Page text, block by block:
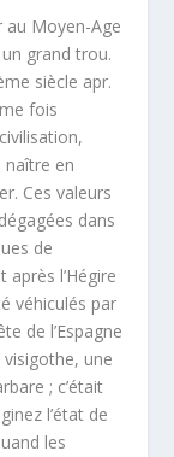
au Moyen-Age
grand trou.
siècle apr.
fois
naître en
Ces valeurs
dans
de
après l’Hégire
véhiculés par
de l’Espagne
une
; c’était
l’état de
les